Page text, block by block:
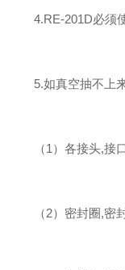
4.RE-201D必须使
5.如真空抽不上
（1）各接头,接
（2）密封圈,密封